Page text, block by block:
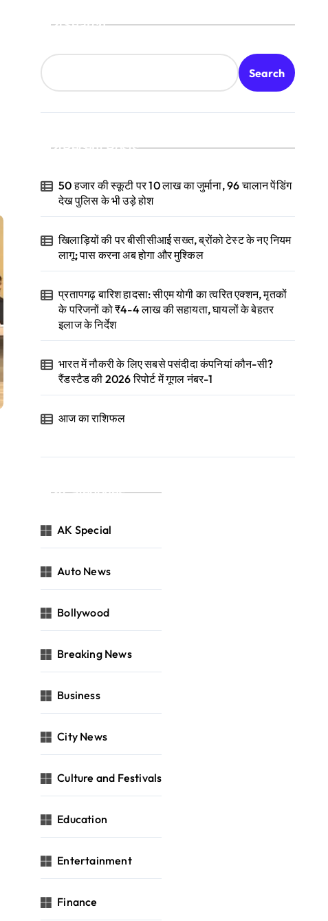
Search
Search
Recent Posts
50 हजार की स्कूटी पर 10 लाख का जुर्माना, 96 चालान पेंडिंग
देख पुलिस के भी उड़े होश
खिलाड़ियों की पर बीसीसीआई सख्त, ब्रोंको टेस्ट के नए नियम
लागू; पास करना अब होगा और मुश्किल
प्रतापगढ़ बारिश हादसा: सीएम योगी का त्वरित एक्शन, मृतकों
के परिजनों को ₹4-4 लाख की सहायता, घायलों के बेहतर
इलाज के निर्देश
भारत में नौकरी के लिए सबसे पसंदीदा कंपनियां कौन-सी?
रैंडस्टैड की 2026 रिपोर्ट में गूगल नंबर-1
आज का राशिफल
Categories
AK Special
Auto News
Bollywood
Breaking News
Business
City News
Culture and Festivals
Education
Entertainment
Finance